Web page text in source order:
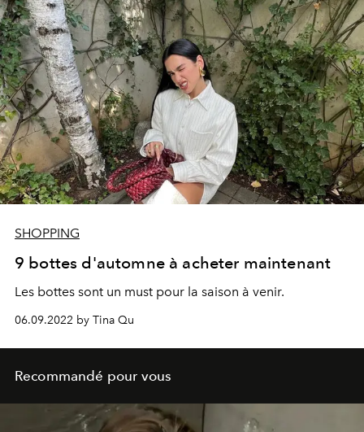
SHOPPING
9 bottes d'automne à acheter maintenant
Les bottes sont un must pour la saison à venir.
06.09.2022 by Tina Qu
Recommandé pour vous